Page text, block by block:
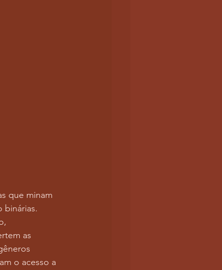
que minam
binárias.
as
o acesso a